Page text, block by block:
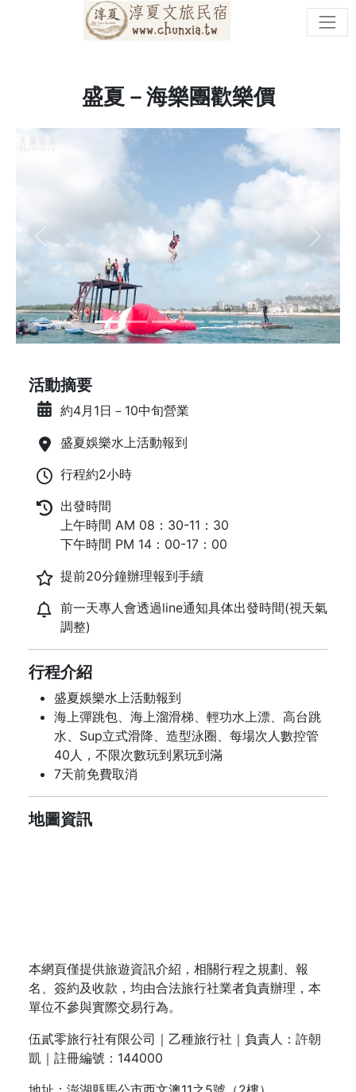
盛夏－海樂團歡樂價
Previous Next
活動摘要
約4月1日－10中旬營業
盛夏娛樂水上活動報到
行程約2小時
出發時間
上午時間 AM 08：30-11：30
下午時間 PM 14：00-17：00
提前20分鐘辦理報到手續
前一天專人會透過line通知具体出發時間(視天氣
調整)
行程介紹
盛夏娛樂水上活動報到
海上彈跳包、海上溜滑梯、輕功水上漂、高台跳
水、Sup立式滑降、造型泳圈、每場次人數控管
40人，不限次數玩到累玩到滿
7天前免費取消
地圖資訊
本網頁僅提供旅遊資訊介紹，相關行程之規劃、報
名、簽約及收款，均由合法旅行社業者負責辦理，本
單位不參與實際交易行為。
伍貳零旅行社有限公司｜乙種旅行社｜負責人：許朝
凱｜註冊編號：144000